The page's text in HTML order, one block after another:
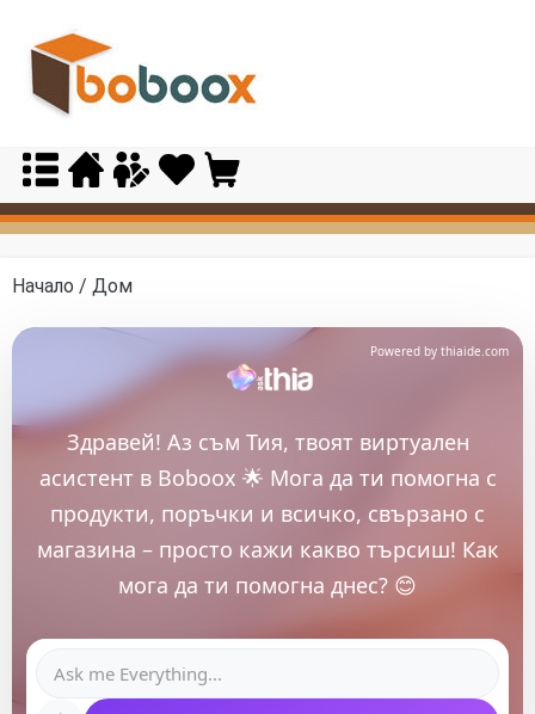
content
Начало / Дом
Powered by thiaide.com
Здравей! Аз съм Тия, твоят виртуален
асистент в Boboox 🌟 Мога да ти помогна с
продукти, поръчки и всичко, свързано с
магазина – просто кажи какво търсиш! Как
мога да ти помогна днес? 😊